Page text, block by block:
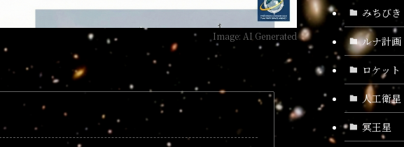
Image: AI Generated
みちびき
ルナ計画
ロケット
人工衛星
冥王星